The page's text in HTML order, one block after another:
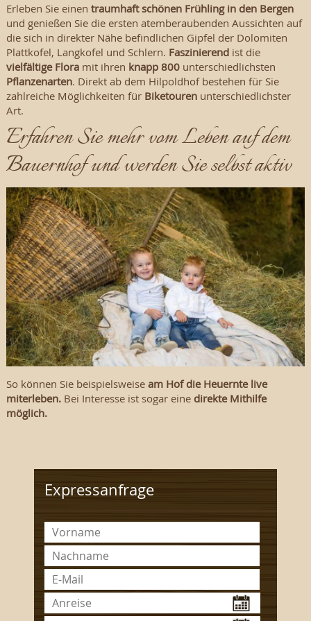
Erleben Sie einen traumhaft schönen Frühling in den Bergen
und genießen Sie die ersten atemberaubenden Aussichten auf
die sich in direkter Nähe befindlichen Gipfel der Dolomiten
Plattkofel, Langkofel und Schlern. Faszinierendist die
vielfältige Floramit ihren knapp 800unterschiedlichsten
Pflanzenarten. Direkt ab dem Hilpoldhof bestehen für Sie
zahlreiche Möglichkeiten für Biketourenunterschiedlichster
Art.
Erfahren Sie mehr vom Leben auf dem
Bauernhof und werden Sie selbst aktiv
So können Sie beispielsweiseam Hof die Heuernte live
miterleben. Bei Interesse ist sogar eine direkte Mithilfe
möglich.
Expressanfrage